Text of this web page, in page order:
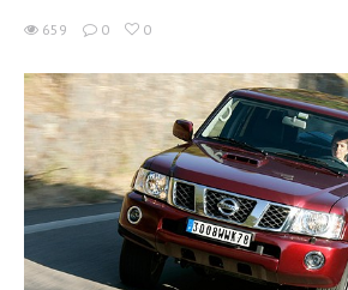
659 0 0